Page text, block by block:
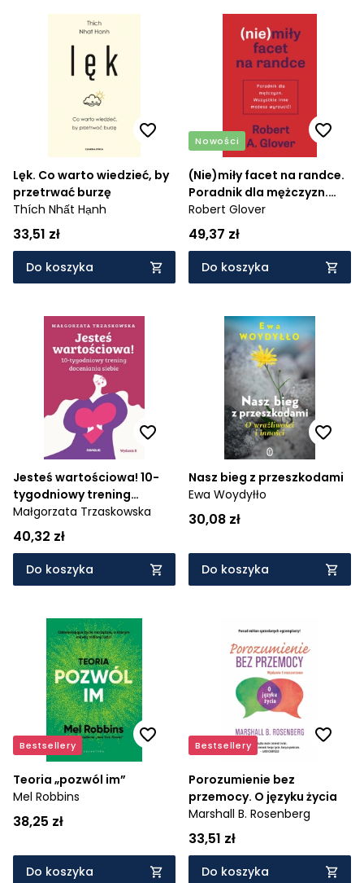
Lęk. Co warto wiedzieć, by
przetrwać burzę
Thích Nhất Hạnh
33,51 zł
Do koszyka
Nowości
(Nie)miły facet na randce.
Poradnik dla mężczyzn.
Wszystkie inne możesz
wyrzucić
Robert Glover
49,37 zł
Do koszyka
Jesteś wartościowa! 10-
tygodniowy trening
doceniania siebie
Małgorzata Trzaskowska
40,32 zł
Do koszyka
Nasz bieg z przeszkodami
Ewa Woydyłło
30,08 zł
Do koszyka
Bestsellery
Teoria „pozwól im”
Mel Robbins
38,25 zł
Do koszyka
Bestsellery
Porozumienie bez
przemocy. O języku życia
Marshall B. Rosenberg
33,51 zł
Do koszyka